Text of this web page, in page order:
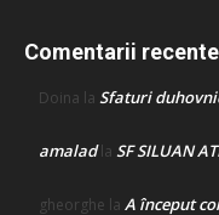
Comentarii recente
Doina la Sfaturi
amaladla SF SILUAN
gheorghe la A început